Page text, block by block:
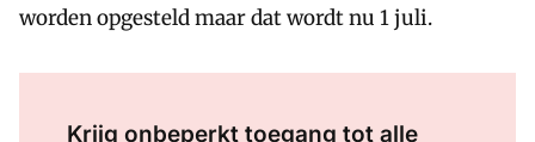
worden opgesteld maar dat wordt nu 1 juli.
Krijg onbeperkt toegang tot alle